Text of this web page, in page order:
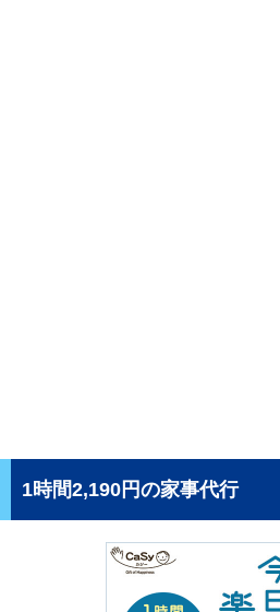
1時間2,190円の家事代行